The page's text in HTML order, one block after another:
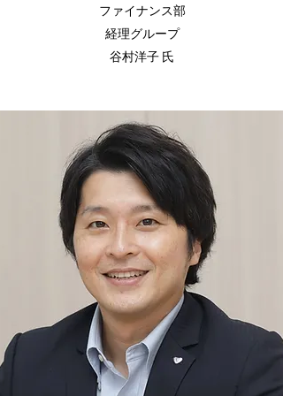
ファイナンス部
経理グループ
谷村洋子 氏